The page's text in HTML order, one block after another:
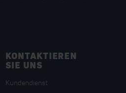
KONTAKTIEREN
SIE UNS
Kundendienst